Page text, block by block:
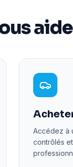
Accédez à
contrôlés